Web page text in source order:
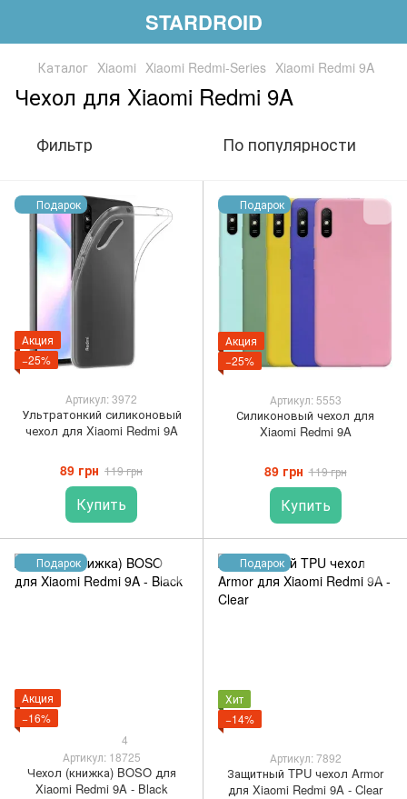
STARDROID
Каталог Xiaomi Xiaomi Redmi-Series Xiaomi Redmi 9A
Чехол для Xiaomi Redmi 9A
Фильтр По популярности
Подарок
Акция
−25%
Артикул: 3972
Ультратонкий силиконовый
чехол для Xiaomi Redmi 9A
89 грн 119 грн
Купить
Подарок
Акция
−25%
Артикул: 5553
Силиконовый чехол для
Xiaomi Redmi 9A
89 грн 119 грн
Купить
Подарок
Акция
−16%
4
Артикул: 18725
Чехол (книжка) BOSO для
Xiaomi Redmi 9A - Black
Подарок
Хит
−14%
Артикул: 7892
Защитный TPU чехол Armor
для Xiaomi Redmi 9A - Clear